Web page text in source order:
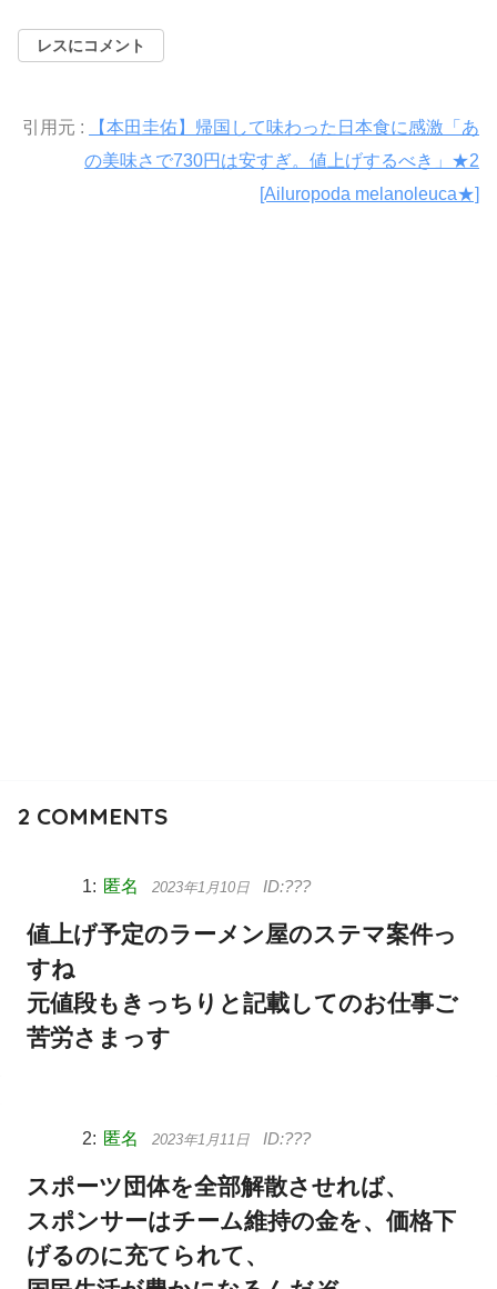
レスにコメント
引用元 :
【本田圭佑】帰国して味わった日本食に感激「あ
の美味さで730円は安すぎ。値上げするべき」★2
[Ailuropoda melanoleuca★]
2 COMMENTS
匿名 2023年1月10日
値上げ予定のラーメン屋のステマ案件っ
すね
元値段もきっちりと記載してのお仕事ご
苦労さまっす
匿名 2023年1月11日
スポーツ団体を全部解散させれば、
スポンサーはチーム維持の金を、価格下
げるのに充てられて、